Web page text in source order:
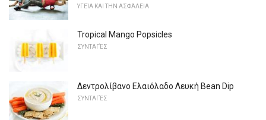
ΥΓΕΊΑ ΚΑΙ ΤΗΝ ΑΣΦΆΛΕΙΑ
Tropical Mango Popsicles
ΣΥΝΤΑΓΈΣ
Δεντρολίβανο Ελαιόλαδο Λευκή Bean Dip
ΣΥΝΤΑΓΈΣ